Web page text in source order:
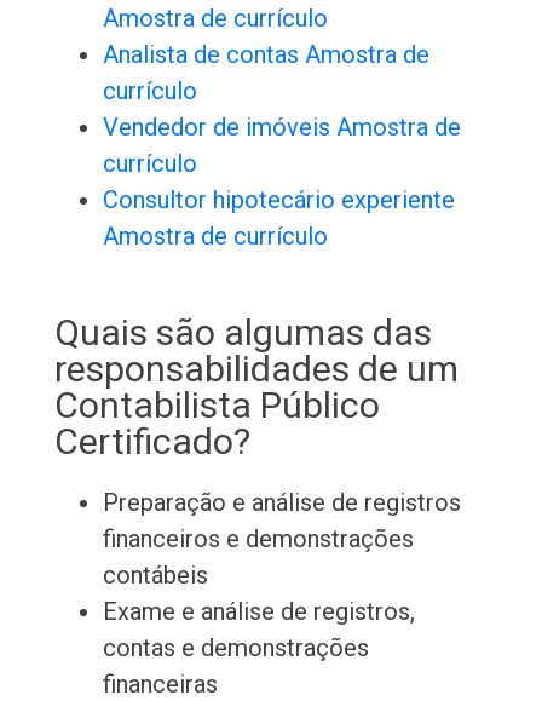
Amostra de currículo
Analista de contas Amostra de
currículo
Vendedor de imóveis Amostra de
currículo
Consultor hipotecário experiente
Amostra de currículo
Quais são algumas das
responsabilidades de um
Contabilista Público
Certificado?
Preparação e análise de registros
financeiros e demonstrações
contábeis
Exame e análise de registros,
contas e demonstrações
financeiras